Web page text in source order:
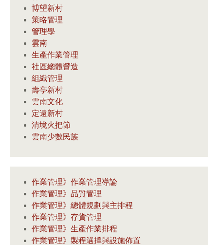
博望新村
策略管理
管理學
雲南
生產作業管理
社區總體營造
組織管理
壽亭新村
雲南文化
定遠新村
清境火把節
雲南少數民族
作業管理》作業管理導論
作業管理》品質管理
作業管理》總體規劃與主排程
作業管理》存貨管理
作業管理》生產作業排程
作業管理》製程選擇與設施佈置